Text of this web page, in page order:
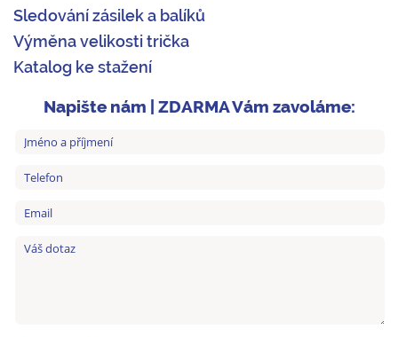
Sledování zásilek a balíků
Výměna velikosti trička
Katalog ke stažení
Napište nám | ZDARMA Vám zavoláme: